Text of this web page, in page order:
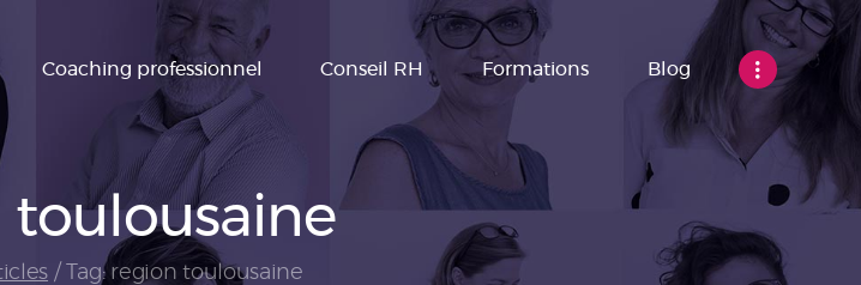
Coaching professionnel Conseil RH Formations Blog
toulousaine
Tag: region toulousaine